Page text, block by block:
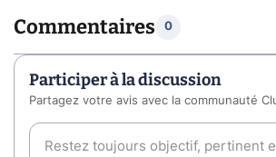
Commentaires 0
Participer à la discussion
Partagez votre avis avec la communauté